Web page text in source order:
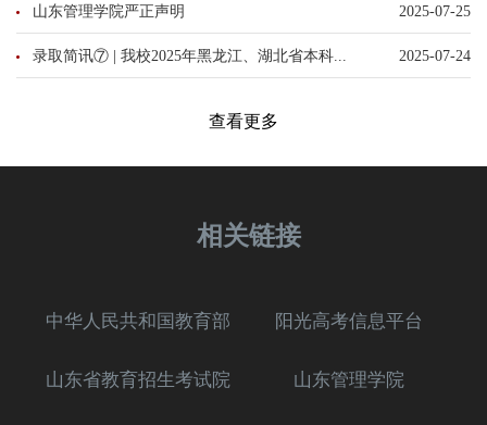
山东管理学院严正声明 2025-07-25
录取简讯⑦ | 我校2025年黑龙江、湖北省本科... 2025-07-24
查看更多
相关链接
中华人民共和国教育部 阳光高考信息平台
山东省教育招生考试院 山东管理学院